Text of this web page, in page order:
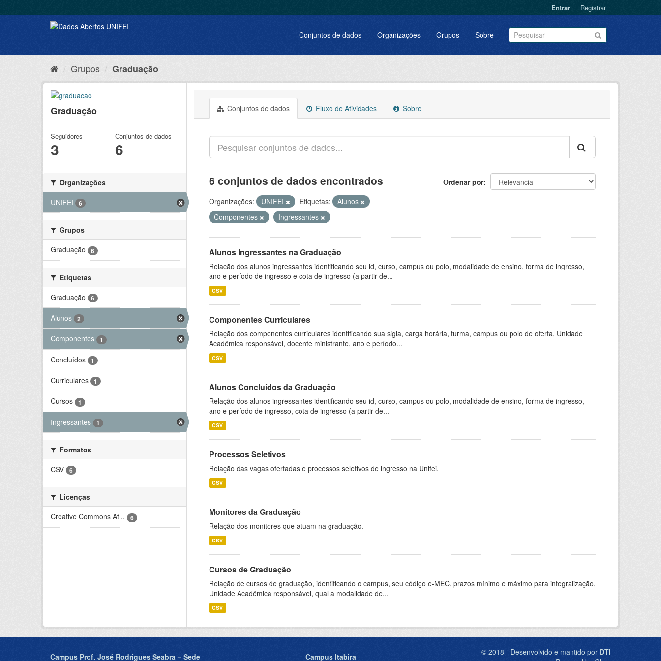
Entrar Registrar
Conjuntos de dados Organizações Grupos Sobre
Grupos Graduação
Graduação
Seguidores
3
Conjuntos de dados
6
Organizações
UNIFEI
6
Grupos
Graduação
6
Etiquetas
Graduação
6
Alunos 2
Componentes 1
Concluídos 1
Curriculares 1
Cursos 1
Ingressantes 1
Formatos
CSV
6
Licenças
Creative Commons At...
6
Conjuntos de dados Fluxo de Atividades Sobre
Ordenar por
6 conjuntos de dados encontrados
Organizações: UNIFEI Etiquetas:
Alunos
Componentes
Ingressantes
Alunos Ingressantes na Graduação
Relação dos alunos ingressantes identificando seu id, curso, campus ou polo, modalidade de ensino, forma de ingresso,
ano e período de ingresso e cota de ingresso (a partir de...
CSV
Componentes Curriculares
Relação dos componentes curriculares identificando sua sigla, carga horária, turma, campus ou polo de oferta, Unidade
Acadêmica responsável, docente ministrante, ano e período...
CSV
Alunos Concluídos da Graduação
Relação dos alunos ingressantes identificando seu id, curso, campus ou polo, modalidade de ensino, forma de ingresso,
ano e período de ingresso, cota de ingresso (a partir de...
CSV
Processos Seletivos
Relação das vagas ofertadas e processos seletivos de ingresso na Unifei.
CSV
Monitores da Graduação
Relação dos monitores que atuam na graduação.
CSV
Cursos de Graduação
Relação de cursos de graduação, identificando o campus, seu código e-MEC, prazos mínimo e máximo para integralização,
Unidade Acadêmica responsável, qual a modalidade de...
CSV
Campus Prof. José Rodrigues Seabra – Sede Campus Itabira © 2018 - Desenvolvido e mantido por DTI